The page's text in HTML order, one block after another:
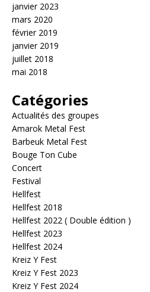
janvier 2023
mars 2020
février 2019
janvier 2019
juillet 2018
mai 2018
Catégories
Actualités des groupes
Amarok Metal Fest
Barbeuk Metal Fest
Bouge Ton Cube
Concert
Festival
Hellfest
Hellfest 2018
Hellfest 2022 ( Double édition )
Hellfest 2023
Hellfest 2024
Kreiz Y Fest
Kreiz Y Fest 2023
Kreiz Y Fest 2024